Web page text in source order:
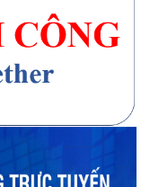
đổi, bổ sung, thay thế,
hoặc xuất khẩu của
nghề hoạt động xây